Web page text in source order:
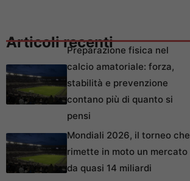
Articoli recentiPreparazione fisica nel
calcio amatoriale: forza,
stabilità e prevenzione
contano più di quanto si
pensi
Mondiali 2026, il torneo che
rimette in moto un mercato
da quasi 14 miliardi